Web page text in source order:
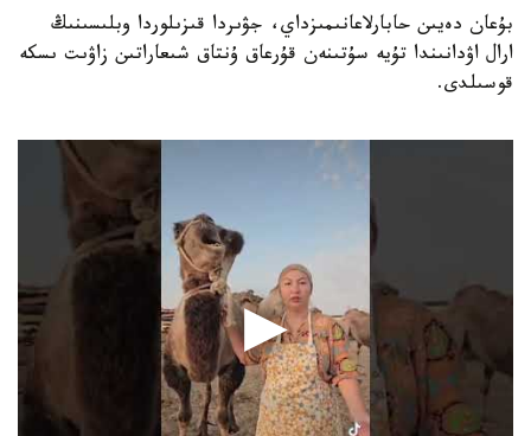
بۇعان دەيىن حابارلاعانىمىزداي، جۋىردا قىزىلوردا وبلىسىنىڭ
ارال اۋدانىندا تۇيە سۇتىنەن قۇرعاق ۇنتاق شىعاراتىن زاۋىت ىسكە
قوسىلدى.